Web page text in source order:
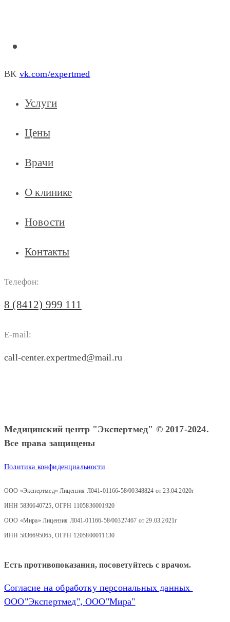
ВК vk.com/expertmed
Услуги
Цены
Врачи
О клинике
Новости
Контакты
Телефон:
8 (8412) 999 111
E-mail:
call-center.expertmed@mail.ru
Медицинский центр "Экспертмед" © 2017-2024.
Все права защищены
Политика конфиденциальности
ООО «Экспертмед» Лицензия Л041-01166-58/00348824 от 23.04.2020г
ИНН 5836640725, ОГРН 1105836001920
ООО «Мира» Лицензия Л041-01166-58/00327467 от 29.03.2021г
ИНН 5836695065, ОГРН 1205800011130
Есть противопоказания, посоветуйтесь с врачом.
Согласие на обработку персональных данных
ООО"Экспертмед", ООО"Мира"